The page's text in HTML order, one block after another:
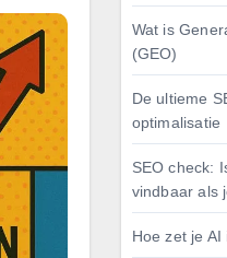
Wat is
(GEO)
De ultieme
optimalisatie
SEO check:
vindbaar als
Hoe zet je